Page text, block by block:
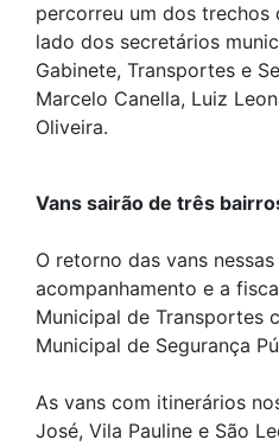
percorreu um dos trechos
lado dos secretários
Gabinete, Transportes e
Marcelo Canella, Luiz
Oliveira.
Vans sairão de três
O retorno das vans
acompanhamento e a
Municipal de Transportes
Municipal de Segurança
As vans com itinerários
José, Vila Pauline e São